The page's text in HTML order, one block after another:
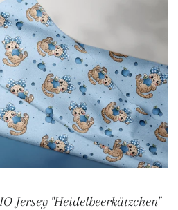
Jersey "Heidelbeerkätzchen"